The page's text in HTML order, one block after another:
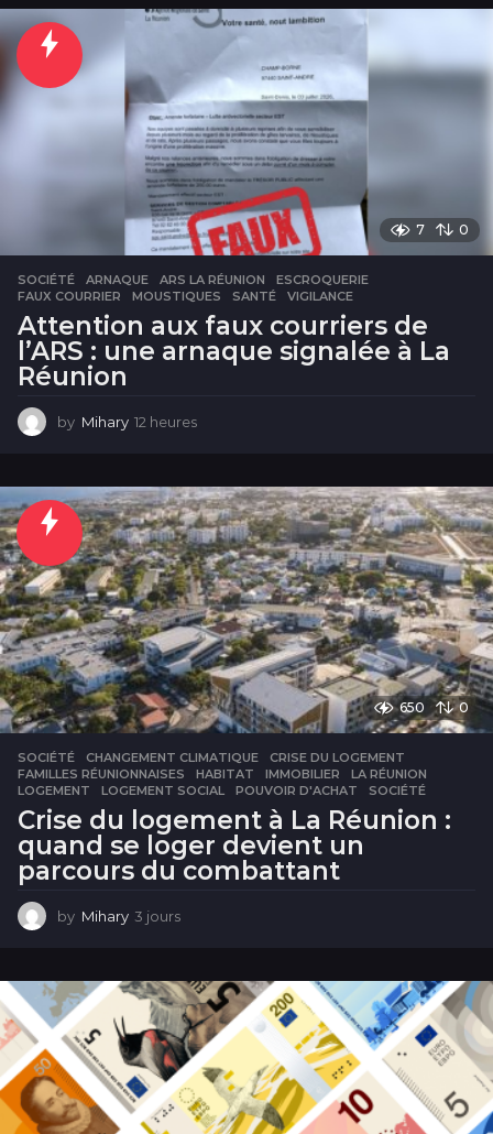
7 0
SOCIÉTÉ ARNAQUE ,ARS LA RÉUNION ,ESCROQUERIE
FAUX COURRIER
,MOUSTIQUES ,SANTÉ ,VIGILANCE
Attention aux faux courriers de
l’ARS : une arnaque signalée à La
Réunion
by Mihary 12 heures
e
u
r
e
s
650 0
SOCIÉTÉ CHANGEMENT CLIMATIQUE ,CRISE DU LOGEMENT
FAMILLES RÉUNIONNAISES
,HABITAT ,IMMOBILIER ,LA RÉUNION
LOGEMENT
,LOGEMENT SOCIAL ,POUVOIR D'ACHAT ,SOCIÉTÉ
Crise du logement à La Réunion :
quand se loger devient un
parcours du combattant
by Mihary 3 jours
u
r
s